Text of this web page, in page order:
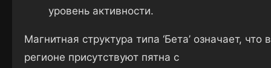
уровень активности.
Магнитная структура типа ‘Бета’ означает, что в
регионе присутствуют пятна с